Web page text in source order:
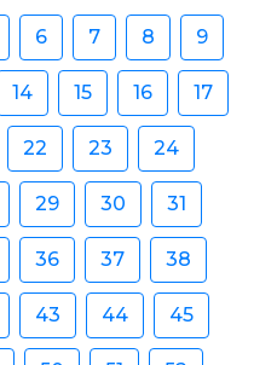
6 7 8 9
14 15 16 17
22 23 24
29 30 31
36 37 38
43 44 45